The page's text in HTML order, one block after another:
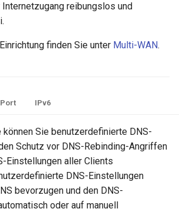
reibungslos und
finden Sie unter Multi-WAN.
IPv6
Sie benutzerdefinierte DNS-
Schutz vor DNS-Rebinding-Angriffen
Einstellungen aller Clients
DNS-Einstellungen
bevorzugen und den DNS-
oder auf manuell